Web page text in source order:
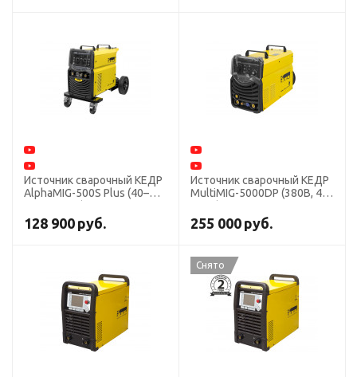
Источник сварочный КЕДР
AlphaMIG-500S Plus (40–
128 900 руб.
Источник сварочный КЕДР
MultiMIG-5000DP (380В, 40-
255 000 руб.
Снято